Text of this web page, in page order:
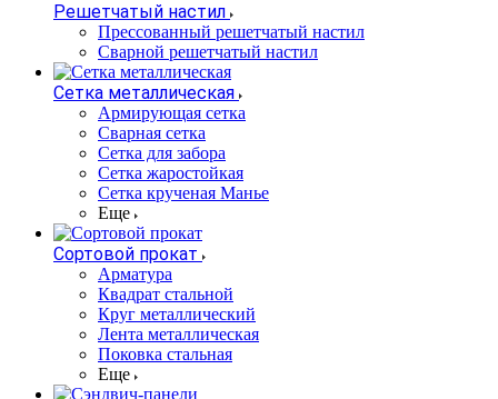
Решетчатый настил
Прессованный решетчатый настил
Сварной решетчатый настил
Сетка металлическая
Армирующая сетка
Сварная сетка
Сетка для забора
Сетка жаростойкая
Сетка крученая Манье
Еще
Сортовой прокат
Арматура
Квадрат стальной
Круг металлический
Лента металлическая
Поковка стальная
Еще